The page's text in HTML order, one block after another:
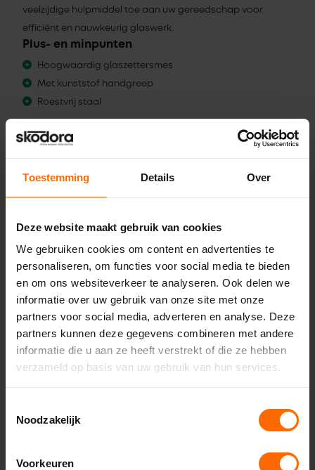
Toestemming Details Over
Deze website maakt gebruik van cookies
We gebruiken cookies om content en advertenties te
personaliseren, om functies voor social media te bieden
en om ons websiteverkeer te analyseren. Ook delen we
informatie over uw gebruik van onze site met onze
partners voor social media, adverteren en analyse. Deze
partners kunnen deze gegevens combineren met andere
informatie die u aan ze heeft verstrekt of die ze hebben
verzameld op basis van uw gebruik van hun services.
Noodzakelijk
Voorkeuren
veelzijdige hulpmiddel toe aan uw gereedschap voor
efficiënt en nauwkeurig glaswerk.
Plus- en minpunten
Hoogwaardig glaszettersmes
Met kunststof handgreep
Roestvrij staal
SKU
4010122000754
Materiaal
RVS
Materiaal